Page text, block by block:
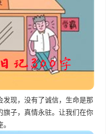
现，没有了诚信，生命是那
子，真情永驻。让我们在你